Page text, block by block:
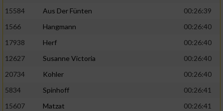
15584
Aus Der Fünten
00:26:39
1566
Hangmann
00:26:40
17938
Herf
00:26:40
12627
Susanne Victoria
00:26:40
20734
Kohler
00:26:40
5834
Spinhoff
00:26:41
15607
Matzat
00:26:41